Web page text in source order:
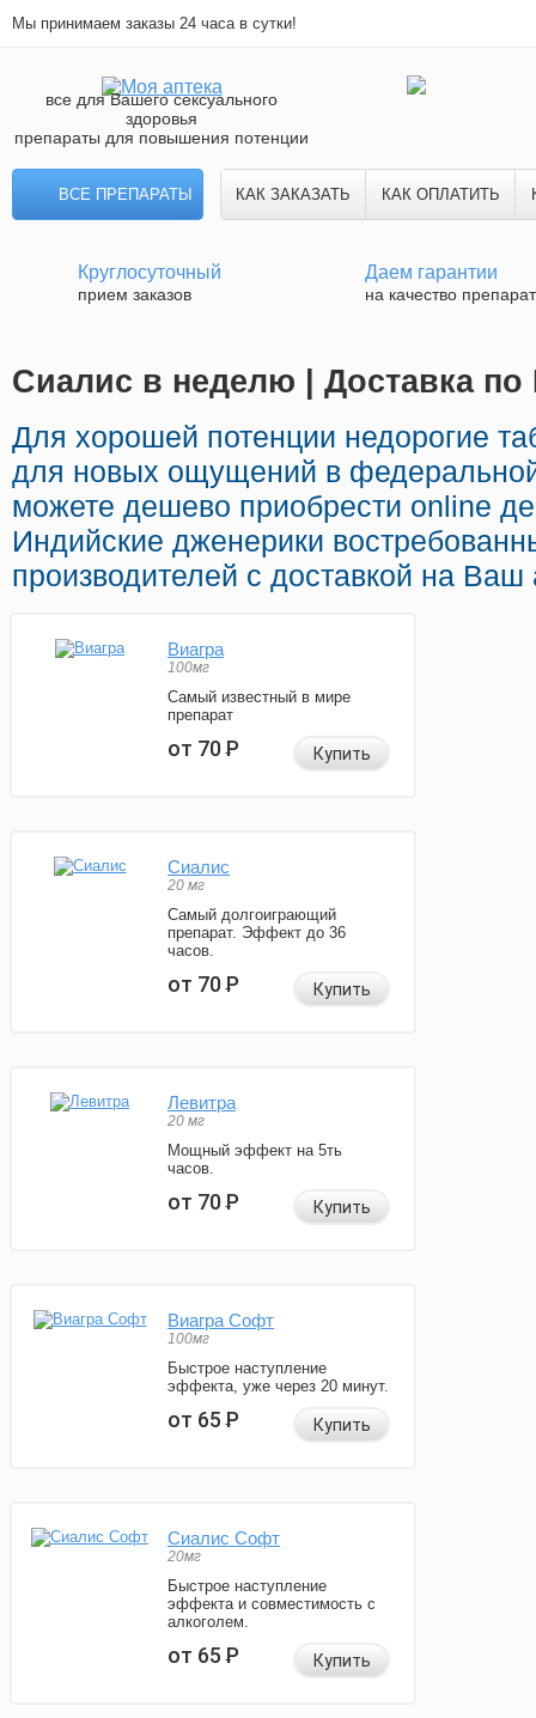
Мы принимаем заказы 24 часа в сутки!
все для Вашего сексуального
здоровья
препараты для повышения потенции
ВСЕ ПРЕПАРАТЫ КАК ЗАКАЗАТЬ КАК ОПЛАТИТЬ
Круглосуточный
прием заказов
Даем гарантии
на качество
Сиалис в неделю | Доставка по
Для хорошей потенции недорогие
для новых ощущений в
можете дешево приобрести online
Индийские дженерики
производителей с доставкой на Ваш
Виагра
100мг
Самый известный в мире
препарат
от 70Р Купить
Сиалис
20 мг
Самый долгоиграющий
препарат. Эффект до 36
часов.
от 70Р Купить
Левитра
20 мг
Мощный эффект на 5ть
часов.
от 70Р Купить
Виагра Софт
100мг
Быстрое наступление
эффекта, уже через 20 минут.
от 65Р Купить
Сиалис Софт
20мг
Быстрое наступление
эффекта и совместимость с
алкоголем.
от 65Р Купить